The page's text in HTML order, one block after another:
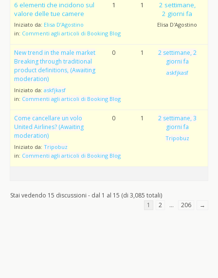
6 elementi che incidono sul
valore delle tue camere
Iniziato da: Elisa D’Agostino
in: Commenti agli articoli di Booking Blog
1 1
2 settimane,
2 giorni fa
Elisa D'Agostino
New trend in the male market
Breaking through traditional
product definitions, (Awaiting
moderation)
Iniziato da: askfjkasf
in: Commenti agli articoli di Booking Blog
0 1
2 settimane, 2
giorni fa
askfjkasf
Come cancellare un volo
United Airlines? (Awaiting
moderation)
Iniziato da: Tripobuz
in: Commenti agli articoli di Booking Blog
0 1
2 settimane, 3
giorni fa
Tripobuz
Stai vedendo 15 discussioni - dal 1 al 15 (di 3,085 totali)
1
2 … 206 →